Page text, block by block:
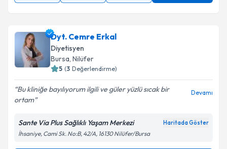
Dyt. Cemre Erkal
Diyetisyen
Bursa, Nilüfer
5 (3 Değerlendirme)
Bu kliniğe bayılıyorum ilgili ve güler yüzlü sıcak bir
ortam️
Devamı
Sante Via Plus Sağlıklı Yaşam Merkezi Haritada Göster
İhsaniye, Cami Sk. No:B, 42/A, 16130 Nilüfer/Bursa